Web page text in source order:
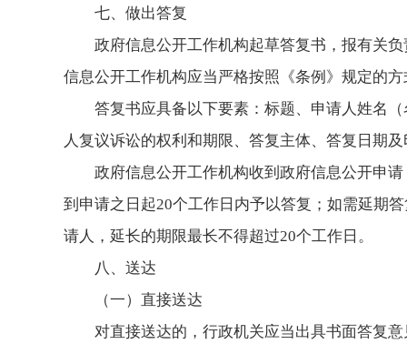
七、做出答复
政府信息公开工作机构起草答复书，报有关
信息公开工作机构应当严格按照《条例》规定的
答复书应具备以下要素：标题、申请人姓名
人复议诉讼的权利和期限、答复主体、答复日期
政府信息公开工作机构收到政府信息公开申
到申请之日起20个工作日内予以答复；如需延期
请人，延长的期限最长不得超过20个工作日。
八、送达
（一）直接送达
对直接送达的，行政机关应当出具书面答复